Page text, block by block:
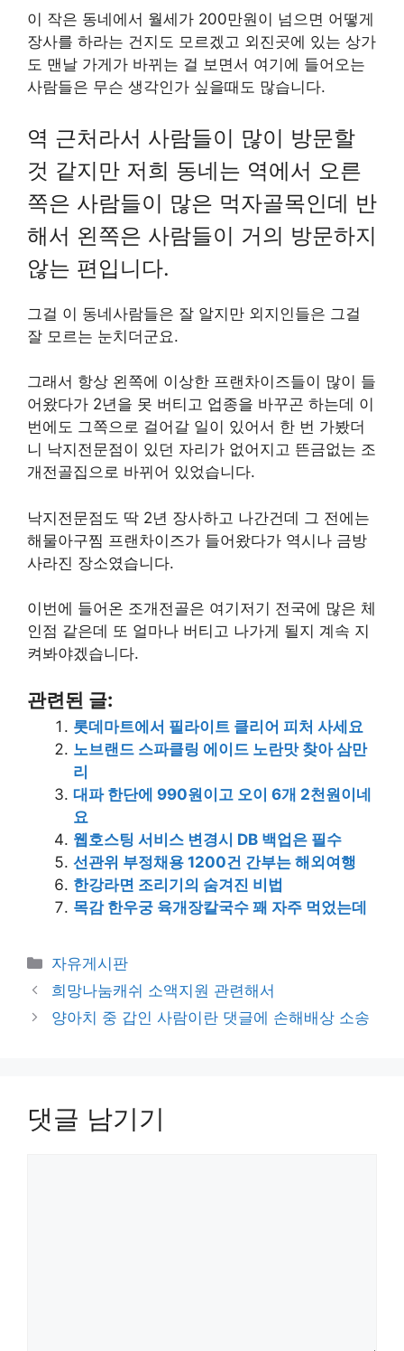
이 작은 동네에서 월세가 200만원이 넘으면 어떻게
장사를 하라는 건지도 모르겠고 외진곳에 있는 상가
도 맨날 가게가 바뀌는 걸 보면서 여기에 들어오는
사람들은 무슨 생각인가 싶을때도 많습니다.
역 근처라서 사람들이 많이 방문할
것 같지만 저희 동네는 역에서 오른
쪽은 사람들이 많은 먹자골목인데 반
해서 왼쪽은 사람들이 거의 방문하지
않는 편입니다.
그걸 이 동네사람들은 잘 알지만 외지인들은 그걸
잘 모르는 눈치더군요.
그래서 항상 왼쪽에 이상한 프랜차이즈들이 많이 들
어왔다가 2년을 못 버티고 업종을 바꾸곤 하는데 이
번에도 그쪽으로 걸어갈 일이 있어서 한 번 가봤더
니 낙지전문점이 있던 자리가 없어지고 뜬금없는 조
개전골집으로 바뀌어 있었습니다.
낙지전문점도 딱 2년 장사하고 나간건데 그 전에는
해물아구찜 프랜차이즈가 들어왔다가 역시나 금방
사라진 장소였습니다.
이번에 들어온 조개전골은 여기저기 전국에 많은 체
인점 같은데 또 얼마나 버티고 나가게 될지 계속 지
켜봐야겠습니다.
관련된 글:
롯데마트에서 필라이트 클리어 피처 사세요
노브랜드 스파클링 에이드 노란맛 찾아 삼만
리
대파 한단에 990원이고 오이 6개 2천원이네
요
웹호스팅 서비스 변경시 DB 백업은 필수
선관위 부정채용 1200건 간부는 해외여행
한강라면 조리기의 숨겨진 비법
목감 한우궁 육개장칼국수 꽤 자주 먹었는데
카
테
고
리
자유게시판
희망나눔캐쉬 소액지원 관련해서
양아치 중 갑인 사람이란 댓글에 손해배상 소송
댓글 남기기